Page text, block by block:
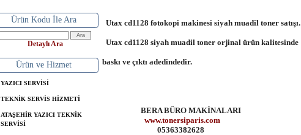
Ürün Kodu İle Ara
Detaylı Ara
Ürün ve Hizmet
YAZICI SERVİSİ
TEKNİK SERVİS HİZMETİ
ATAŞEHİR YAZICI TEKNİK
SERVİSİ
Utax cd1128 fotokopi makinesi siyah muadil toner satışı.
Utax cd1128 siyah muadil toner orjinal ürün kalitesinde
baskı ve çıktı adedindedir.
BERA BÜRO MAKİNALARI
www.tonersiparis.com
05363382628